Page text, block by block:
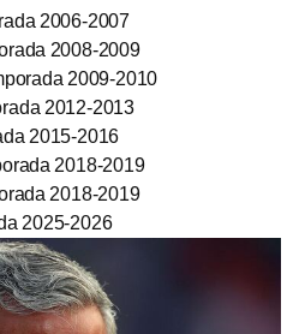
2006-2007
2008-2009
2009-2010
2012-2013
2015-2016
2018-2019
2018-2019
2025-2026